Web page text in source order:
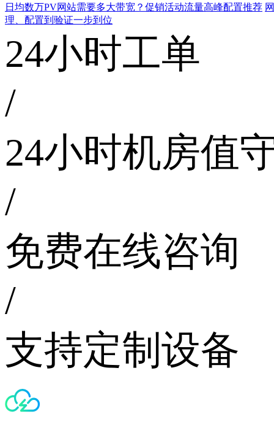
日均数万PV网站需要多大带宽？促销活动流量高峰配置推荐
理、配置到验证一步到位
24小时工单
/
24小时机房值
/
免费在线咨询
/
支持定制设备